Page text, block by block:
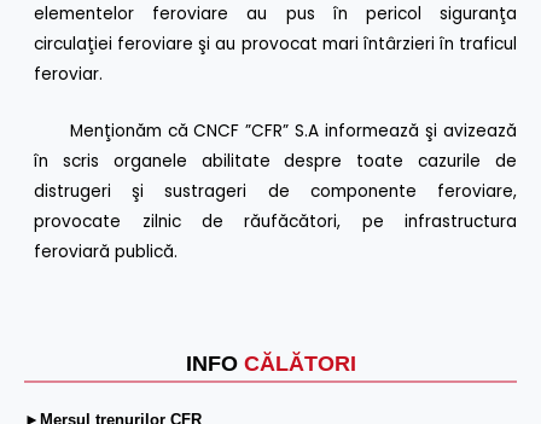
INFO CĂLĂTORI
►Mersul trenurilor CFR
elementelor feroviare au pus în pericol siguranţa
circulaţiei feroviare şi au provocat mari întârzieri în traficul
feroviar.
Menţionăm că CNCF ”CFR” S.A informează şi avizează
în scris organele abilitate despre toate cazurile de
distrugeri şi sustrageri de componente feroviare,
provocate zilnic de răufăcători, pe infrastructura
feroviară publică.